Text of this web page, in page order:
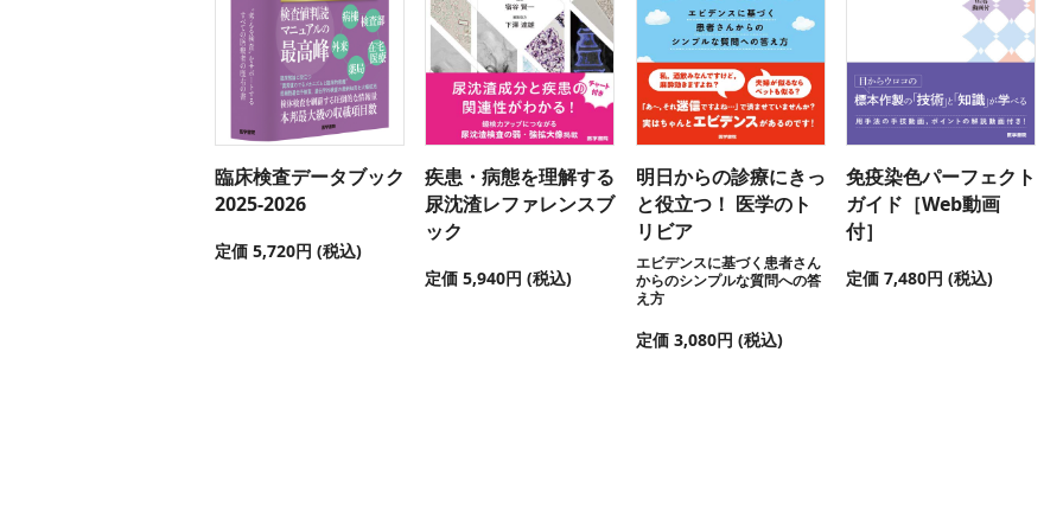
臨床検査データブック
2025-2026
定価 5,720円 (税込)
疾患・病態を理解する
尿沈渣レファレンスブ
ック
定価 5,940円 (税込)
明日からの診療にきっ
と役立つ！ 医学のト
リビア
エビデンスに基づく患者さん
からのシンプルな質問への答
え方
定価 3,080円 (税込)
免疫染色パーフェクト
ガイド［Web動画
付］
定価 7,480円 (税込)